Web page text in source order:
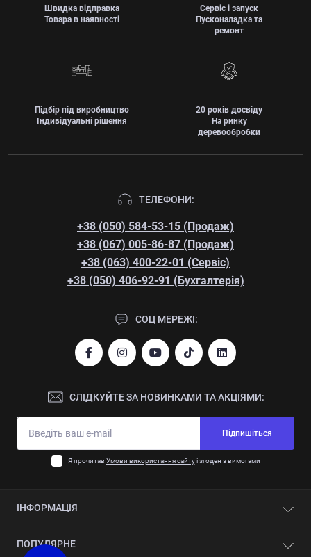
Швидка відправка
Товара в наявності
Сервіс і запуск
Пусконаладка та
ремонт
Підбір під виробництво
Індивідуальні рішення
20 років досвіду
На ринку
деревообробки
ТЕЛЕФОНИ:
+38 (050) 584-53-15 (Продаж)
+38 (067) 005-86-87 (Продаж)
+38 (063) 400-22-01 (Сервіс)
+38 (050) 406-92-91 (Бухгалтерія)
СОЦ МЕРЕЖІ:
СЛІДКУЙТЕ ЗА НОВИНКАМИ ТА АКЦІЯМИ:
Підпишіться
Я прочитавУмови використання сайтуі згоден з вимогами
ІНФОРМАЦІЯ
Про компанію
ПОПУЛЯРНЕ